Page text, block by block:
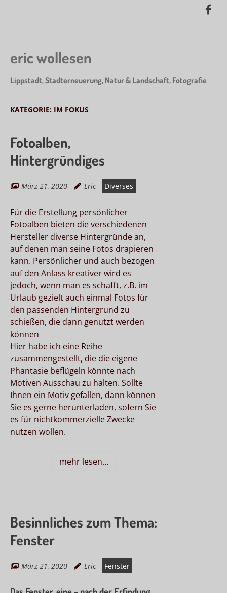
eric wollesen
Lippstadt, Stadterneuerung, Natur & Landschaft, Fotografie
KATEGORIE: IM FOKUS
Fotoalben,
Hintergründiges
März 21, 2020 Eric Diverses
Für die Erstellung persönlicher
Fotoalben bieten die verschiedenen
Hersteller diverse Hintergründe an,
auf denen man seine Fotos drapieren
kann. Persönlicher und auch bezogen
auf den Anlass kreativer wird es
jedoch, wenn man es schafft, z.B. im
Urlaub gezielt auch einmal Fotos für
den passenden Hintergrund zu
schießen, die dann genutzt werden
können
Hier habe ich eine Reihe
zusammengestellt, die die eigene
Phantasie beflügeln könnte nach
Motiven Ausschau zu halten. Sollte
Ihnen ein Motiv gefallen, dann können
Sie es gerne herunterladen, sofern Sie
es für nichtkommerzielle Zwecke
nutzen wollen.
mehr lesen…
Besinnliches zum Thema:
Fenster
März 21, 2020 Eric Fenster